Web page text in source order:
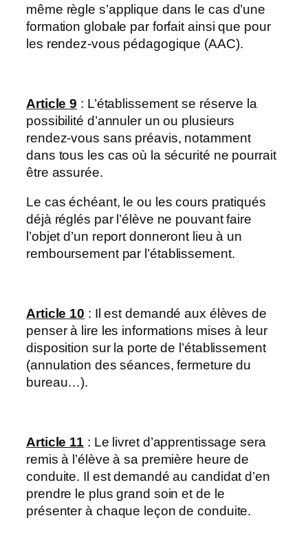
même règle s’applique dans le cas d’une
formation globale par forfait ainsi que pour
les rendez-vous pédagogique (AAC).
Article 9 : L’établissement se réserve la
possibilité d’annuler un ou plusieurs
rendez-vous sans préavis, notamment
dans tous les cas où la sécurité ne pourrait
être assurée.
Le cas échéant, le ou les cours pratiqués
déjà réglés par l’élève ne pouvant faire
l’objet d’un report donneront lieu à un
remboursement par l’établissement.
Article 10 : Il est demandé aux élèves de
penser à lire les informations mises à leur
disposition sur la porte de l’établissement
(annulation des séances, fermeture du
bureau…).
Article 11 : Le livret d’apprentissage sera
remis à l’élève à sa première heure de
conduite. Il est demandé au candidat d’en
prendre le plus grand soin et de le
présenter à chaque leçon de conduite.